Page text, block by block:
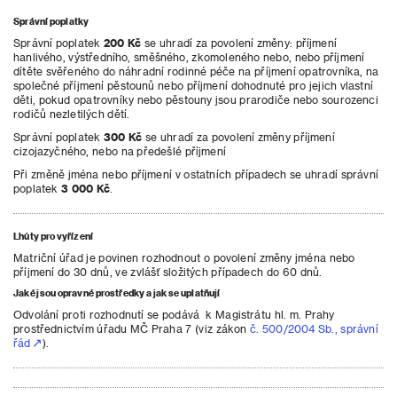
Správní poplatky
Správní poplatek 200 Kč se uhradí za povolení změny: příjmení
hanlivého, výstředního, směšného, zkomoleného nebo, nebo příjmení
dítěte svěřeného do náhradní rodinné péče na příjmení opatrovníka, na
společné příjmení pěstounů nebo příjmení dohodnuté pro jejich vlastní
děti, pokud opatrovníky nebo pěstouny jsou prarodiče nebo sourozenci
rodičů nezletilých dětí.
Správní poplatek 300 Kč se uhradí za povolení změny příjmení
cizojazyčného, nebo na předešlé příjmení
Při změně jména nebo příjmení v ostatních případech se uhradí správní
poplatek3 000 Kč
Lhůty pro vyřízení
Matriční úřad je povinen rozhodnout o povolení změny jména nebo
příjmení do 30 dnů, ve zvlášť složitých případech do 60 dnů.
Jaké jsou opravné prostředky a jak se uplatňují
Odvolání proti rozhodnutí se podává k Magistrátu hl. m. Prahy
prostřednictvím úřadu MČ Praha 7 (viz zákonč. 500/2004 Sb., správní
řád
).